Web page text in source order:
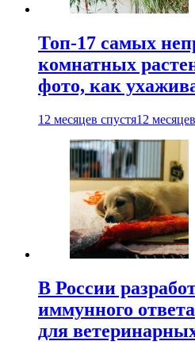
Топ-17 самых
комнатных
фото, как
12 месяцев спустя12
В России
иммунного ответа
для